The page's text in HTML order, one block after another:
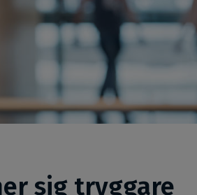
sig tryggare